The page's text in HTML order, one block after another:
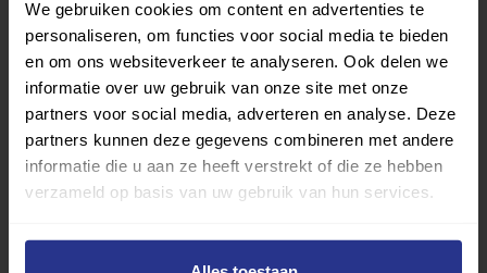
We gebruiken cookies om content en advertenties te
personaliseren, om functies voor social media te bieden
en om ons websiteverkeer te analyseren. Ook delen we
informatie over uw gebruik van onze site met onze
partners voor social media, adverteren en analyse. Deze
partners kunnen deze gegevens combineren met andere
informatie die u aan ze heeft verstrekt of die ze hebben
verzameld op basis van uw gebruik van hun services.
Lara wordt gehuldigd in Groesbeek
Deel deze pagina
Deel op FacebookDeel op LinkedinDeel op Whatsapp Kopieer link